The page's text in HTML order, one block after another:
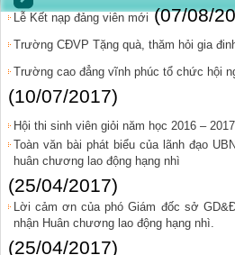
Lễ Kết nạp đảng viên mới (07/08/
Trường CĐVP Tặng quà, thăm hỏi gia
Trường cao đẳng vĩnh phúc tổ chức hội
(10/07/2017)
Hội thi sinh viên giỏi năm học 2016 – 2017
Toàn văn bài phát biểu của lãnh đạo
huân chương lao động hạng nhì
(25/04/2017)
Lời cảm ơn của phó Giám đốc sở
nhận Huân chương lao động hạng nhì.
(25/04/2017)